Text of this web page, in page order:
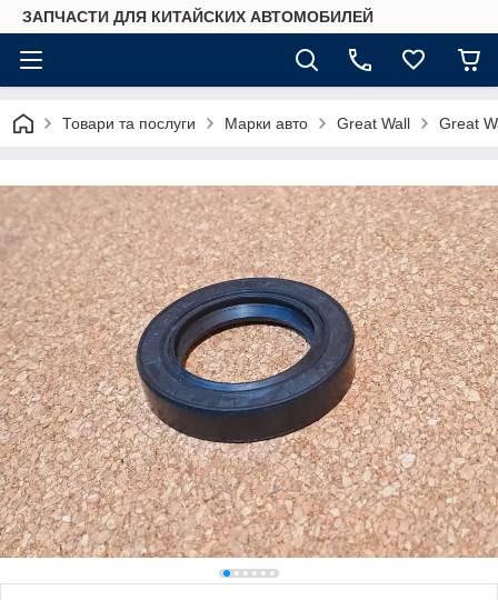
ЗАПЧАСТИ ДЛЯ КИТАЙСКИХ АВТОМОБИЛЕЙ
Товари та послуги Марки авто Great Wall Great